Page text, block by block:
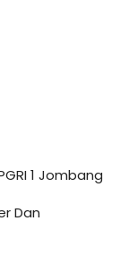
1 Jombang
Dan